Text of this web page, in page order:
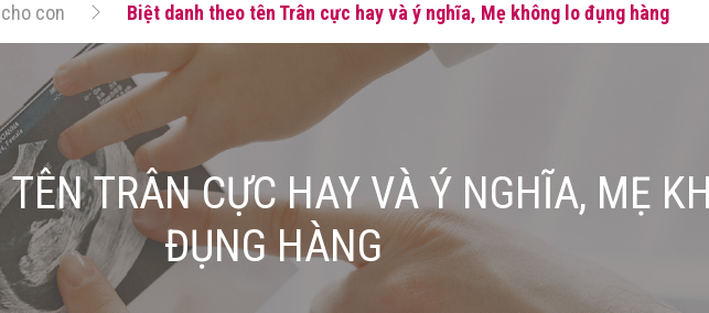
con Biệt danh theo tên Trân cực hay và ý nghĩa, Mẹ không lo đụng hàng
TRÂN CỰC HAY VÀ Ý NGHĨA, MẸ
ĐỤNG HÀNG